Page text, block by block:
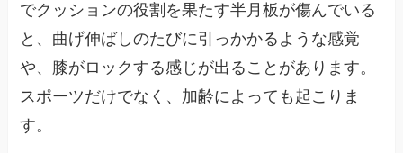
でクッションの役割を果たす半月板が傷んでいる
と、曲げ伸ばしのたびに引っかかるような感覚
や、膝がロックする感じが出ることがあります。
スポーツだけでなく、加齢によっても起こりま
す。